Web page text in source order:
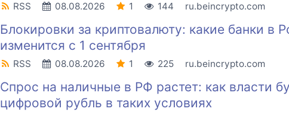
RSS 08.08.2026 1 144 ru.beincrypto.com
Блокировки за криптовалюту: какие банки в
изменится с 1 сентября
RSS 08.08.2026 1 225 ru.beincrypto.com
Спрос на наличные в РФ растет: как власти
цифровой рубль в таких условиях